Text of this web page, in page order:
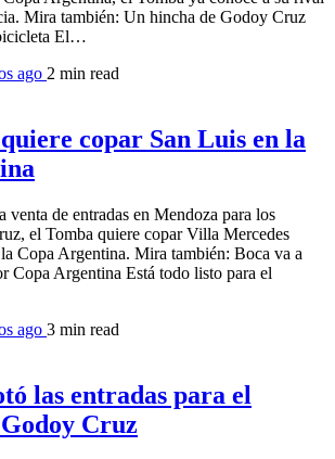
Mira también: Un hincha de Godoy Cruz
El…
ago 2 min read
copar San Luis en la
venta de entradas en Mendoza para los
el Tomba quiere copar Villa Mercedes
Copa Argentina. Mira también: Boca va a
Copa Argentina Está todo listo para el
ago 3 min read
las entradas para el
Cruz